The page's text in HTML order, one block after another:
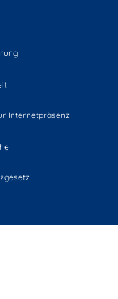
Internetpräsenz